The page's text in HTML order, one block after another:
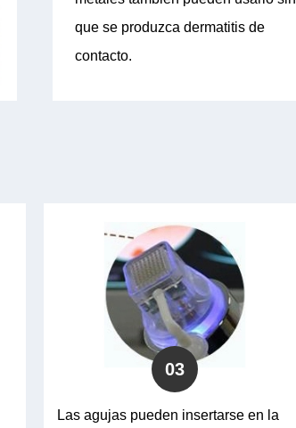
que se produzca dermatitis de
contacto.
03
Las agujas pueden insertarse en la